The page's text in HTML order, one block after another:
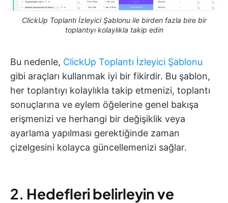
ClickUp Toplantı İzleyici Şablonu ile birden fazla bire bir
toplantıyı kolaylıkla takip edin
Bu nedenle, ClickUp Toplantı İzleyici Şablonu
gibi araçları kullanmak iyi bir fikirdir. Bu şablon,
her toplantıyı kolaylıkla takip etmenizi, toplantı
sonuçlarına ve eylem öğelerine genel bakışa
erişmenizi ve herhangi bir değişiklik veya
ayarlama yapılması gerektiğinde zaman
çizelgesini kolayca güncellemenizi sağlar.
2. Hedefleri belirleyin ve